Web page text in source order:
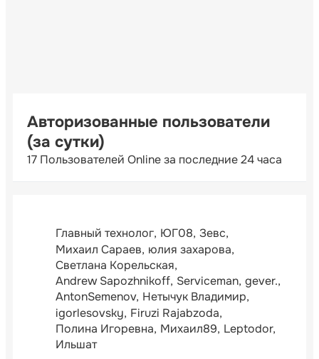
Авторизованные пользователи
(за сутки)
17 Пользователей Online за последние 24 часа
Главный технолог ЮГ08 Зевс
Михаил Сараев юлия захарова
Светлана Корельская
Andrew Sapozhnikoff Serviceman gever.
AntonSemenov Нетычук Владимир
igorlesovsky Firuzi Rajabzoda
Полина Игоревна Михаил89 Leptodor
Ильшат